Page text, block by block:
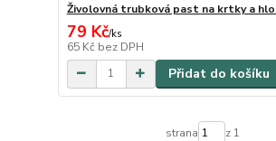
Živolovná trubková past na krtky a
79 Kč/ks
65 Kč bez DPH
Přidat do košíku
strana z 1